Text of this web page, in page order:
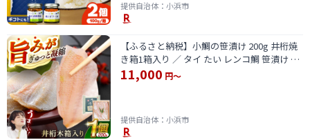
提供自治体：小浜市
【ふるさと納税】小鯛の笹漬け 200g 井桁焼
き箱1箱入り ／ タイ たい レンコ鯛 笹漬け さ
さ漬 ささ漬け 贅沢 晩酌 酒の肴 おつまみ 刺
身 【配送不可地域：北海道・沖縄・離島】
11,000 円～
提供自治体：小浜市